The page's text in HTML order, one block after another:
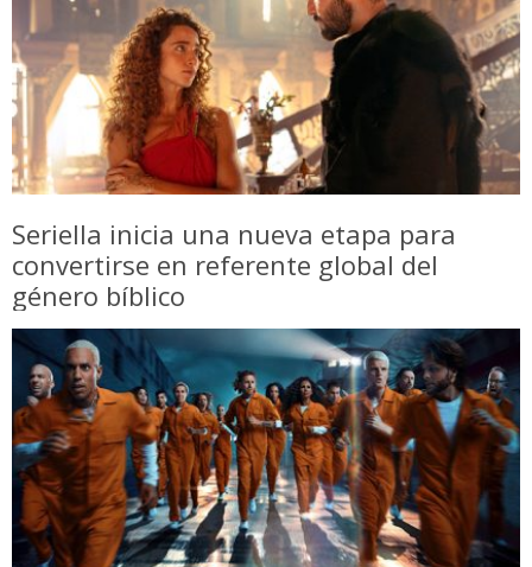
Seriella inicia una nueva etapa para
convertirse en referente global del
género bíblico